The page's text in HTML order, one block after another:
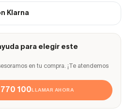
Klarna
para elegir este
en tu compra. ¡Te atendemos
100LLAMAR AHORA